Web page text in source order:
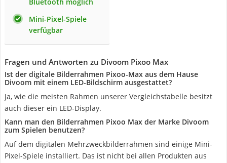
Mini-Pixel-Spiele
verfügbar
Fragen und Antworten zu Divoom Pixoo Max
Ist der digitale Bilderrahmen Pixoo-Max aus dem Hause
Divoom mit einem LED-Bildschirm ausgestattet?
Ja, wie die meisten Rahmen unserer Vergleichstabelle besitzt
auch dieser ein LED-Display.
Kann man den Bilderrahmen Pixoo Max der Marke Divoom
zum Spielen benutzen?
Auf dem digitalen Mehrzweckbilderrahmen sind einige Mini-
Pixel-Spiele installiert. Das ist nicht bei allen Produkten aus